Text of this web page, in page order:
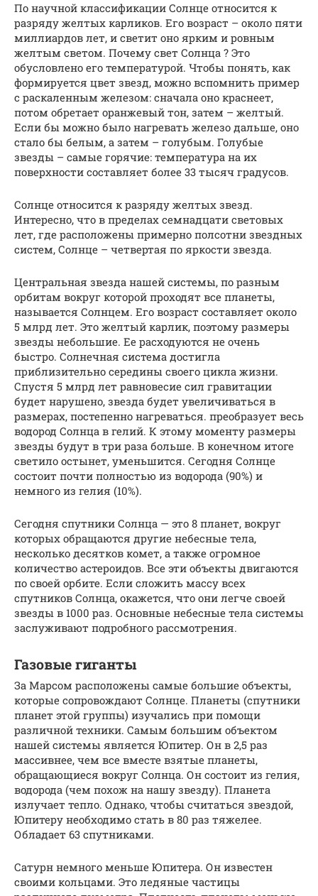
По научной классификации Солнце относится к
разряду желтых карликов. Его возраст – около пяти
миллиардов лет, и светит оно ярким и ровным
желтым светом. Почему свет Солнца ? Это
обусловлено его температурой. Чтобы понять, как
формируется цвет звезд, можно вспомнить пример
с раскаленным железом: сначала оно краснеет,
потом обретает оранжевый тон, затем – желтый.
Если бы можно было нагревать железо дальше, оно
стало бы белым, а затем – голубым. Голубые
звезды – самые горячие: температура на их
поверхности составляет более 33 тысяч градусов.
Солнце относится к разряду желтых звезд.
Интересно, что в пределах семнадцати световых
лет, где расположены примерно полсотни звездных
систем, Солнце – четвертая по яркости звезда.
Центральная звезда нашей системы, по разным
орбитам вокруг которой проходят все планеты,
называется Солнцем. Его возраст составляет около
5 млрд лет. Это желтый карлик, поэтому размеры
звезды небольшие. Ее расходуются не очень
быстро. Солнечная система достигла
приблизительно середины своего цикла жизни.
Спустя 5 млрд лет равновесие сил гравитации
будет нарушено, звезда будет увеличиваться в
размерах, постепенно нагреваться. преобразует весь
водород Солнца в гелий. К этому моменту размеры
звезды будут в три раза больше. В конечном итоге
светило остынет, уменьшится. Сегодня Солнце
состоит почти полностью из водорода (90%) и
немного из гелия (10%).
Сегодня спутники Солнца — это 8 планет, вокруг
которых обращаются другие небесные тела,
несколько десятков комет, а также огромное
количество астероидов. Все эти объекты двигаются
по своей орбите. Если сложить массу всех
спутников Солнца, окажется, что они легче своей
звезды в 1000 раз. Основные небесные тела системы
заслуживают подробного рассмотрения.
Газовые гиганты
За Марсом расположены самые большие объекты,
которые сопровождают Солнце. Планеты (спутники
планет этой группы) изучались при помощи
различной техники. Самым большим объектом
нашей системы является Юпитер. Он в 2,5 раз
массивнее, чем все вместе взятые планеты,
обращающиеся вокруг Солнца. Он состоит из гелия,
водорода (чем похож на нашу звезду). Планета
излучает тепло. Однако, чтобы считаться звездой,
Юпитеру необходимо стать в 80 раз тяжелее.
Обладает 63 спутниками.
Сатурн немного меньше Юпитера. Он известен
своими кольцами. Это ледяные частицы